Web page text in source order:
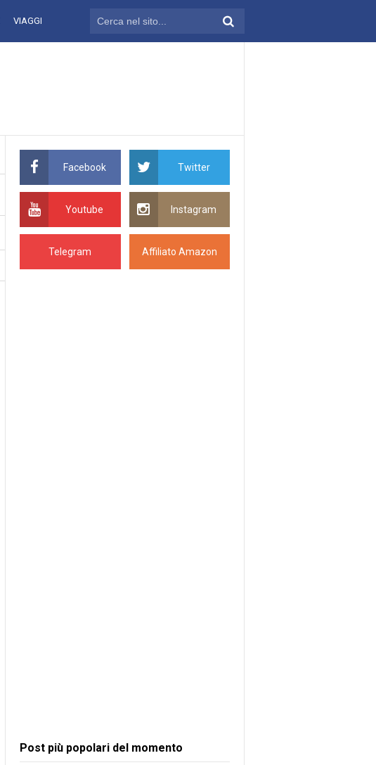
VIAGGI
Facebook Twitter
Youtube Instagram
Telegram Affiliato Amazon
Post più popolari del momento